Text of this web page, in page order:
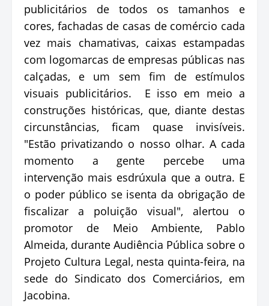
publicitários de todos os tamanhos e
cores, fachadas de casas de comércio cada
vez mais chamativas, caixas estampadas
com logomarcas de empresas públicas nas
calçadas, e um sem fim de estímulos
visuais publicitários. E isso em meio a
construções históricas, que, diante destas
circunstâncias, ficam quase invisíveis.
"Estão privatizando o nosso olhar. A cada
momento a gente percebe uma
intervenção mais esdrúxula que a outra. E
o poder público se isenta da obrigação de
fiscalizar a poluição visual", alertou o
promotor de Meio Ambiente, Pablo
Almeida, durante Audiência Pública sobre o
Projeto Cultura Legal, nesta quinta-feira, na
sede do Sindicato dos Comerciários, em
Jacobina.